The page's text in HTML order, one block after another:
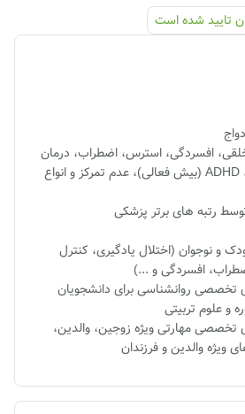
تایید شده ‌است
افسردگی، استرس، اضطراب، درمان
اختلالات یادگیری، ADHD (بیش فعالی)، عدم تمرکز و انواع
رتبه های برتر پزشکی
و نوجوان (اختلال یادگیری، کنترل
افسردگی و ...)
تخصصی روانشناسی برای دانشجویان
و علوم تربیتی
تخصصی مهارتی ویژه زوجین، والدین،
ویژه والدین و فرزندان